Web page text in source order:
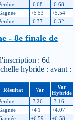
-6.68
-6.68
+5.53
+5.54
-6.37 -6.32
- 8e finale de
: 6d
hybride : avant :
Résultat Var
Var
Hybride
-3.26
-3.16
+4.1
+4.07
+6.59
+6.58